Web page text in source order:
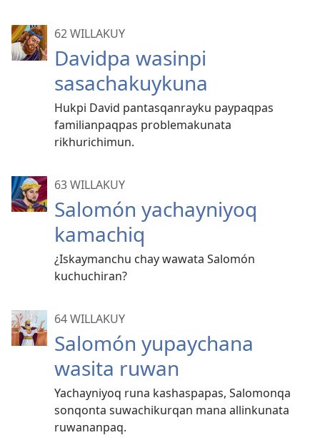
62 WILLAKUY
Davidpa wasinpi
sasachakuykuna
Hukpi David pantasqanrayku paypaqpas
familianpaqpas problemakunata
rikhurichimun.
63 WILLAKUY
Salomón yachayniyoq
kamachiq
¿Iskaymanchu chay wawata Salomón
kuchuchiran?
64 WILLAKUY
Salomón yupaychana
wasita ruwan
Yachayniyoq runa kashaspapas, Salomonqa
sonqonta suwachikurqan mana allinkunata
ruwananpaq.